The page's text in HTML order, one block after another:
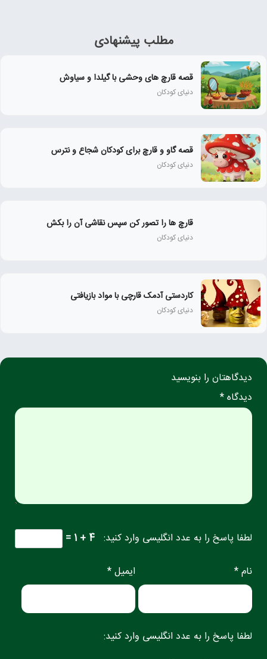
مطلب پیشنهادی
قصه قارچ های وحشی با گیلدا و سیاوش
دنیای کودکان
قصه گاو و قارچ برای کودکان شجاع و نترس
دنیای کودکان
قارچ ها را تصور کن سپس نقاشی آن را بکش
دنیای کودکان
کاردستی آدمک قارچی با مواد بازیافتی
دنیای کودکان
دیدگاهتان را بنویسید
دیدگاه *
لطفا پاسخ را به عدد انگلیسی وارد کنید: 4 + 1 =
نام * ایمیل *
لطفا پاسخ را به عدد انگلیسی وارد کنید: